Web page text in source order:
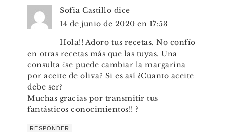
Sofia Castillo dice
14 de junio de 2020 en 17:53
Hola!! Adoro tus recetas. No confío
en otras recetas más que las tuyas. Una
consulta ¿se puede cambiar la margarina
por aceite de oliva? Si es así ¿Cuanto aceite
debe ser?
Muchas gracias por transmitir tus
fantásticos conocimientos!! ?
RESPONDER